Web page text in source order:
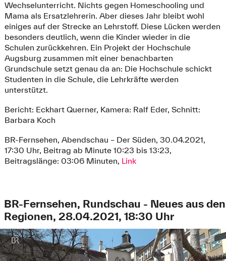
Wechselunterricht. Nichts gegen Homeschooling und
Mama als Ersatzlehrerin. Aber dieses Jahr bleibt wohl
einiges auf der Strecke an Lehrstoff. Diese Lücken werden
besonders deutlich, wenn die Kinder wieder in die
Schulen zurückkehren. Ein Projekt der Hochschule
Augsburg zusammen mit einer benachbarten
Grundschule setzt genau da an: Die Hochschule schickt
Studenten in die Schule, die Lehrkräfte werden
unterstützt.
Bericht: Eckhart Querner, Kamera: Ralf Eder, Schnitt:
Barbara Koch
BR-Fernsehen, Abendschau – Der Süden, 30.04.2021,
17:30 Uhr, Beitrag ab Minute 10:23 bis 13:23,
Beitragslänge: 03:06 Minuten, Link
BR-Fernsehen, Rundschau - Neues aus den
Regionen, 28.04.2021, 18:30 Uhr